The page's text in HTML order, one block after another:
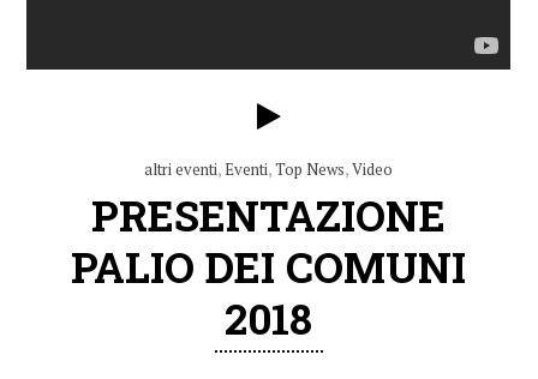
altri eventi,Eventi,Top News,Video
PRESENTAZIONE
PALIO DEI COMUNI
2018